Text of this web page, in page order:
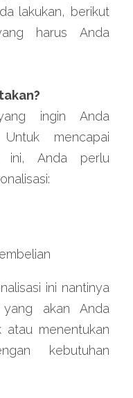
lakukan, berikut
harus Anda
ingin Anda
mencapai
ini, Anda perlu
ini nantinya
akan Anda
menentukan
kebutuhan